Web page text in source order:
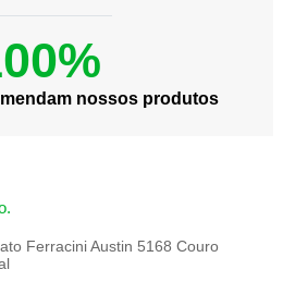
nossos produtos
Ferracini Austin 5168 Couro